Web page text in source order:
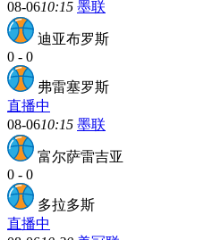
08-0610:15 墨联
迪亚布罗斯
0 - 0
弗雷塞罗斯
直播中
08-0610:15 墨联
富尔萨雷吉亚
0 - 0
多拉多斯
直播中